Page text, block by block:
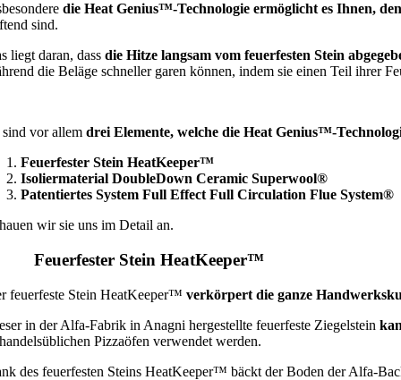
die Heat Genius™-Technologie ermöglicht es Ihnen,
sind.
liegt daran, dassdie Hitze langsam vom feuerfesten Stein
die Beläge schneller garen können, indem sie einen Teil ihrer
sind vor allemdrei Elemente, welche die Heat Genius™-
Feuerfester Stein HeatKeeper™
Isoliermaterial DoubleDown Ceramic Superwool®
Patentiertes System Full Effect Full Circulation Flue System®
wir sie uns im Detail an.
Feuerfester Stein HeatKeeper™
feuerfeste Stein HeatKeeper™verkörpert die ganze
in der Alfa-Fabrik in Anagni hergestellte feuerfeste Ziegelstein
Pizzaöfen verwendet werden.
des feuerfesten Steins HeatKeeper™ bäckt der Boden der Alfa-